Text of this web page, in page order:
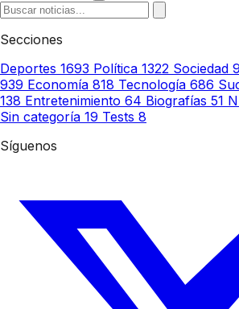
Secciones
Deportes 1693 Política 1322 Sociedad
939 Economía 818 Tecnología 686
138 Entretenimiento 64 Biografías 51
Sin categoría 19 Tests 8
Síguenos